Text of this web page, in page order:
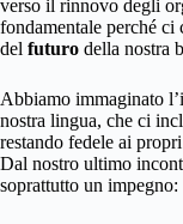
verso il rinnovo degli
fondamentale perché ci
del futuro della nostra
Abbiamo immaginato
nostra lingua, che ci
restando fedele ai propri
Dal nostro ultimo
soprattutto un impegno: